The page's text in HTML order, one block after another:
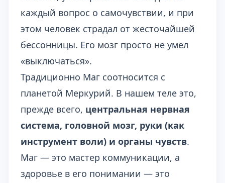
каждый вопрос о самочувствии, и при
этом человек страдал от жесточайшей
бессонницы. Его мозг просто не умел
«выключаться».
Традиционно Маг соотносится с
планетой Меркурий. В нашем теле это,
прежде всего, центральная нервная
система, головной мозг, руки (как
инструмент воли) и органы чувств.
Маг — это мастер коммуникации, а
здоровье в его понимании — это